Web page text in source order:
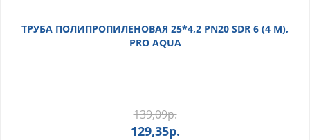
ТРУБА ПОЛИПРОПИЛЕНОВАЯ 25*4,2 PN20 SDR 6 (4 М),
PRO AQUA
139,09р.
129,35р.